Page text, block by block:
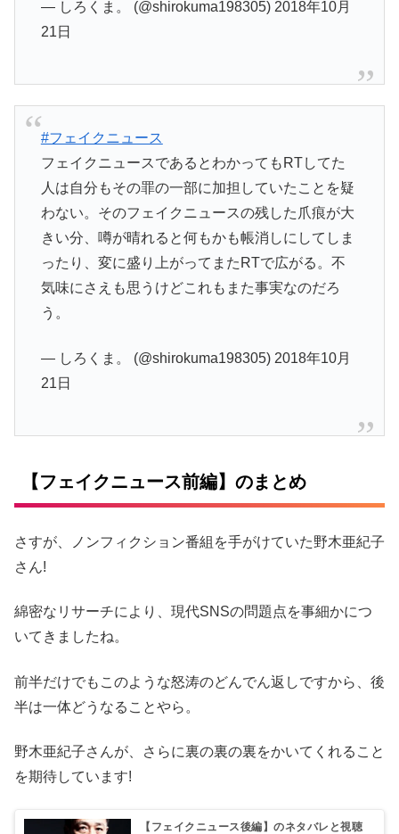
— しろくま。 (@shirokuma198305) 2018年10月
21日
#フェイクニュース
フェイクニュースであるとわかってもRTしてた
人は自分もその罪の一部に加担していたことを疑
わない。そのフェイクニュースの残した爪痕が大
きい分、噂が晴れると何もかも帳消しにしてしま
ったり、変に盛り上がってまたRTで広がる。不
気味にさえも思うけどこれもまた事実なのだろ
う。
— しろくま。 (@shirokuma198305) 2018年10月
21日
【フェイクニュース前編】のまとめ
さすが、ノンフィクション番組を手がけていた野木亜紀子
さん!
綿密なリサーチにより、現代SNSの問題点を事細かにつ
いてきましたね。
前半だけでもこのような怒涛のどんでん返しですから、後
半は一体どうなることやら。
野木亜紀子さんが、さらに裏の裏の裏をかいてくれること
を期待しています!
【フェイクニュース後編】のネタバレと視聴